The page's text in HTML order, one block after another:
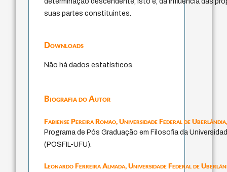
suas partes constituintes.
Downloads
Não há dados estatísticos.
Biografia do Autor
Fabiense Pereira Romão,Universidade Federal de
Programa de Pós Graduação em Filosofia da
(POSFIL-UFU).
Leonardo Ferreira Almada,Universidade Federal de